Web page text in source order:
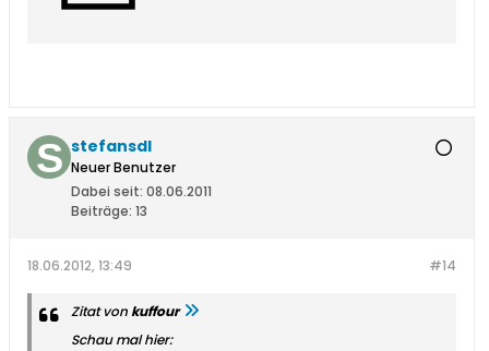
stefansdl
Neuer Benutzer
Dabei seit: 08.06.2011
Beiträge: 13
#14
18.06.2012, 13:49
Zitat vonkuffour
Schau mal hier: